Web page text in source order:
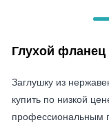
Глухой
Заглушку из
купить по низкой
профессиональным